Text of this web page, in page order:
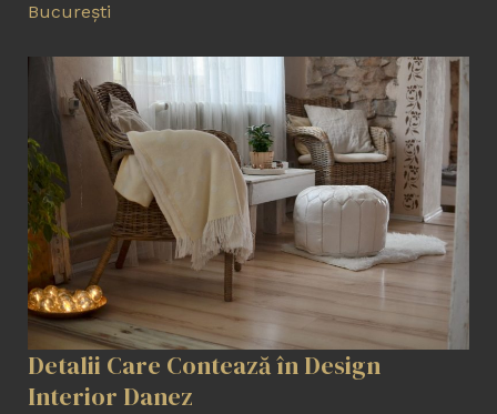
București
Detalii Care Contează în Design
Interior Danez